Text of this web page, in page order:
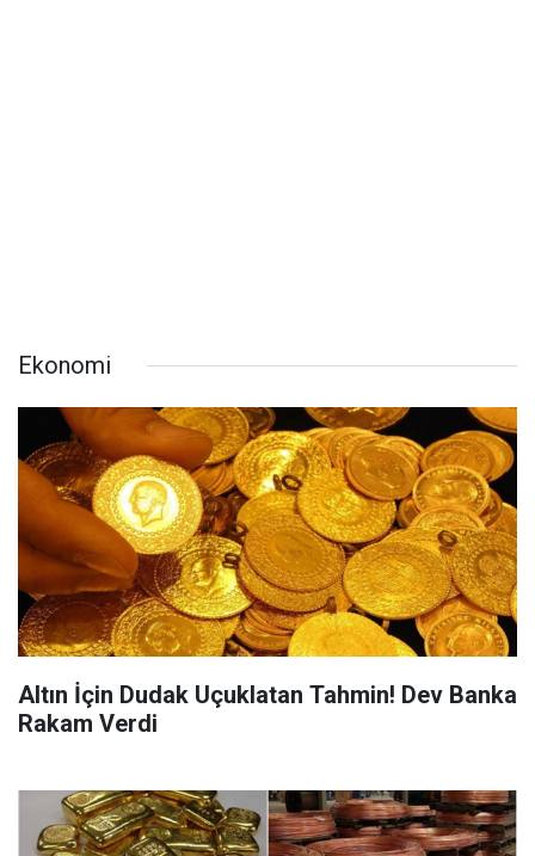
Ekonomi
Altın İçin Dudak Uçuklatan Tahmin! Dev Banka
Rakam Verdi